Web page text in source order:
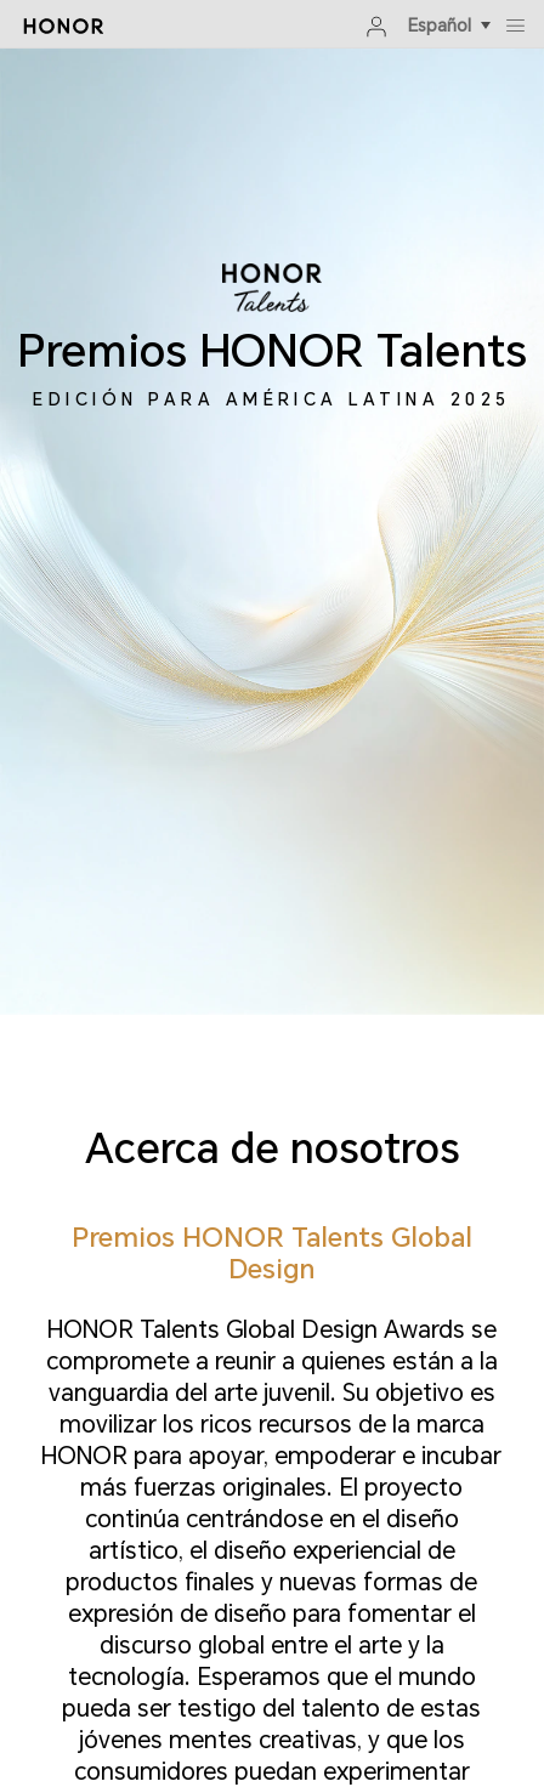
Español
Premios HONOR Talents
EDICIÓN PARA AMÉRICA LATINA 2025
Acerca de nosotros
Premios HONOR Talents Global
Design
HONOR Talents Global Design Awards se
compromete a reunir a quienes están a la
vanguardia del arte juvenil. Su objetivo es
movilizar los ricos recursos de la marca
HONOR para apoyar, empoderar e incubar
más fuerzas originales. El proyecto
continúa centrándose en el diseño
artístico, el diseño experiencial de
productos finales y nuevas formas de
expresión de diseño para fomentar el
discurso global entre el arte y la
tecnología. Esperamos que el mundo
pueda ser testigo del talento de estas
jóvenes mentes creativas, y que los
consumidores puedan experimentar